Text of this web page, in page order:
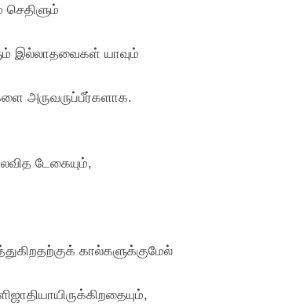
இல்லாதவைகள் யாவும்
அருவருப்பீர்களாக.
டேகையும்,
கால்களுக்குமேல்